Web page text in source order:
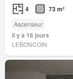
4 73 m²
Ascenseur
Il y a 16 jours
LEBONCOIN